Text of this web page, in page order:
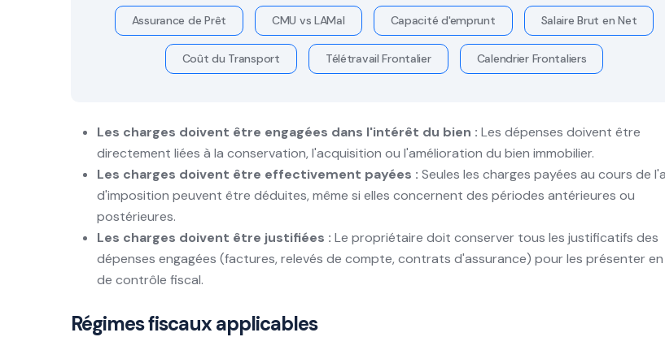
Assurance de Prêt CMU vs LAMal Capacité d'emprunt Salaire Brut en Net
Coût du Transport Télétravail Frontalier Calendrier Frontaliers
Les charges doivent être engagées dans l'intérêt du bien : Les dépenses doivent être
directement liées à la conservation, l'acquisition ou l'amélioration du bien immobilier.
Les charges doivent être effectivement payées : Seules les charges payées au cours de
d'imposition peuvent être déduites, même si elles concernent des périodes antérieures ou
postérieures.
Les charges doivent être justifiées : Le propriétaire doit conserver tous les justificatifs des
dépenses engagées (factures, relevés de compte, contrats d'assurance) pour les présenter
de contrôle fiscal.
Régimes fiscaux applicables